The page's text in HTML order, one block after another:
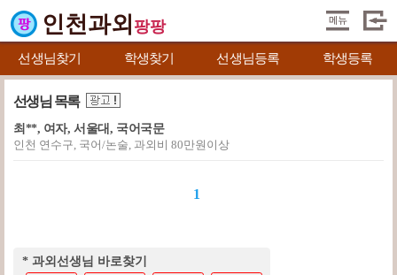
인천과외 팡팡
선생님찾기 학생찾기 선생님등록 학생등록
선생님 목록
최**, 여자, 서울대, 국어국문
인천 연수구, 국어/논술, 과외비 80만원이상
1
* 과외선생님 바로찾기